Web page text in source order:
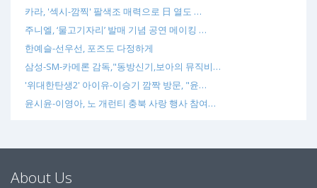
카라, '섹시-깜찍' 팔색조 매력으로 日 열도 …
주니엘, ‘물고기자리’ 발매 기념 공연 메이킹 …
한예슬-선우선, 포즈도 다정하게
삼성-SM-카메론 감독,"동방신기,보아의 뮤직비…
'위대한탄생2' 아이유-이승기 깜짝 방문, "윤…
윤시윤-이영아, 노 개런티 충북 사랑 행사 참여…
About Us